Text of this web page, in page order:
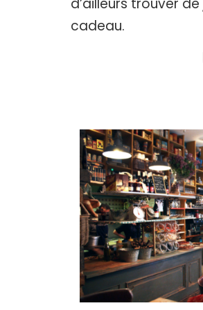
cadeau.